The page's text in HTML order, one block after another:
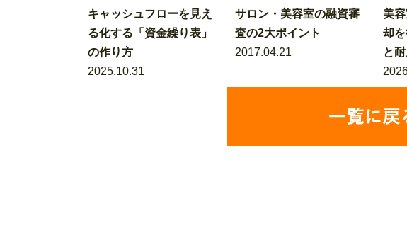
キャッシュフローを見え
る化する「資金繰り表」
の作り方
2025.10.31
サロン・美容室の融資審
査の2大ポイント
2017.04.21
美
却
と